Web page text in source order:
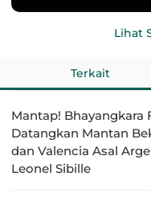
Lihat
Terkait
Mantap! Bhayangkara
Datangkan Mantan
dan Valencia Asal
Leonel Sibille